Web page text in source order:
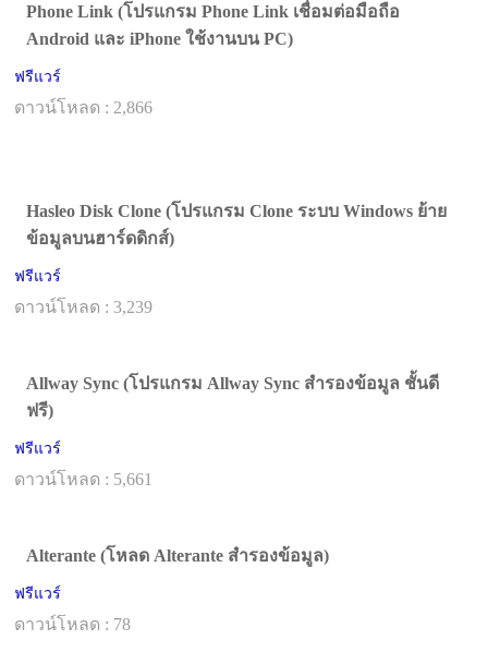
Phone Link (โปรแกรม Phone Link เชื่อมต่อมือถือ
Android และ iPhone ใช้งานบน PC)
ฟรีแวร์
ดาวน์โหลด : 2,866
Hasleo Disk Clone (โปรแกรม Clone ระบบ Windows ย้าย
ข้อมูลบนฮาร์ดดิกส์)
ฟรีแวร์
ดาวน์โหลด : 3,239
Allway Sync (โปรแกรม Allway Sync สำรองข้อมูล ชั้นดี
ฟรี)
ฟรีแวร์
ดาวน์โหลด : 5,661
Alterante (โหลด Alterante สำรองข้อมูล)
ฟรีแวร์
ดาวน์โหลด : 78